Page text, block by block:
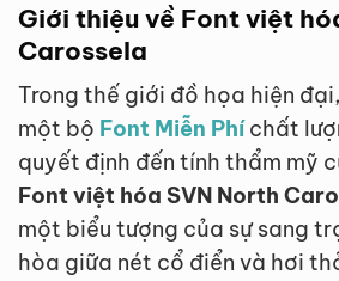
Giới thiệu về Font việt
Carossela
Trong thế giới đồ họa hiện
một bộ Font Miễn Phíchất
quyết định đến tính thẩm mỹ
Font việt hóa SVN North
một biểu tượng của sự sang
hòa giữa nét cổ điển và hơi